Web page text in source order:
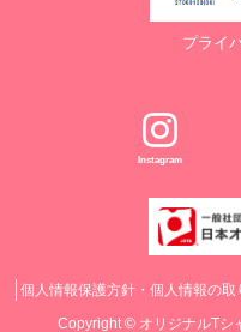
プライ
Instagram
個人情報保護方針・個人情報の取
Copyright © オリジナルTシ